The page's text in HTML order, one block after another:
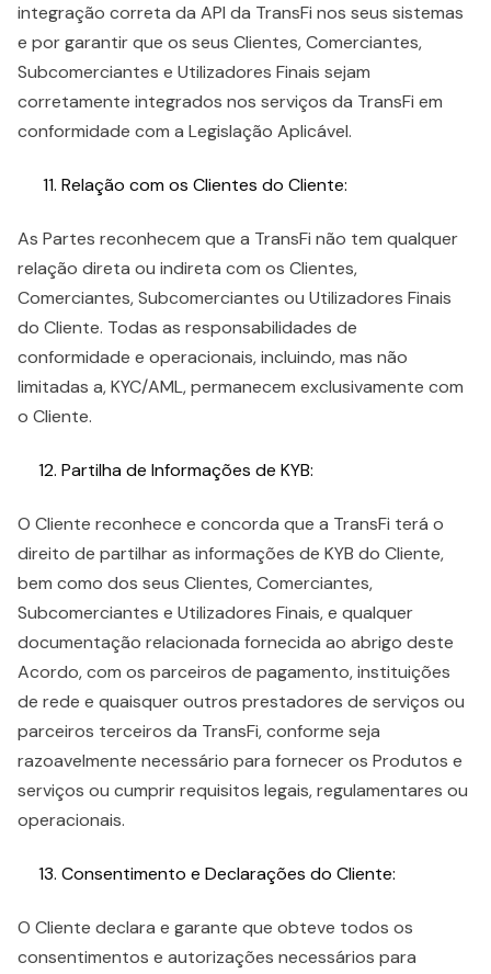
integração correta da API da TransFi nos seus sistemas
e por garantir que os seus Clientes, Comerciantes,
Subcomerciantes e Utilizadores Finais sejam
corretamente integrados nos serviços da TransFi em
conformidade com a Legislação Aplicável.
Relação com os Clientes do Cliente:
As Partes reconhecem que a TransFi não tem qualquer
relação direta ou indireta com os Clientes,
Comerciantes, Subcomerciantes ou Utilizadores Finais
do Cliente. Todas as responsabilidades de
conformidade e operacionais, incluindo, mas não
limitadas a, KYC/AML, permanecem exclusivamente com
o Cliente.
Partilha de Informações de KYB:
O Cliente reconhece e concorda que a TransFi terá o
direito de partilhar as informações de KYB do Cliente,
bem como dos seus Clientes, Comerciantes,
Subcomerciantes e Utilizadores Finais, e qualquer
documentação relacionada fornecida ao abrigo deste
Acordo, com os parceiros de pagamento, instituições
de rede e quaisquer outros prestadores de serviços ou
parceiros terceiros da TransFi, conforme seja
razoavelmente necessário para fornecer os Produtos e
serviços ou cumprir requisitos legais, regulamentares ou
operacionais.
Consentimento e Declarações do Cliente:
O Cliente declara e garante que obteve todos os
consentimentos e autorizações necessários para